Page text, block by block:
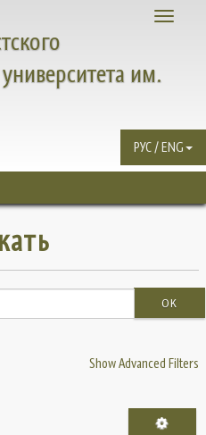
Toggle
им.
РУС / ENG
OK
Show Advanced Filters